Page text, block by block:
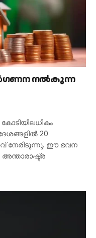
നൽകുന്ന
20
നേരിടുന്നു. ഈ ഭവന
അന്താരാഷ്ട്ര